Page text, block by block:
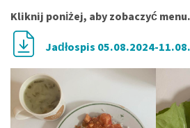
Kliknij poniżej, aby zobaczyć menu.
Jadłospis 05.08.2024-